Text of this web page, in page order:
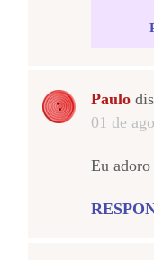
Paulo
01 de
Eu